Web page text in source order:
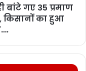
बांटे गए 35 प्रमाण
किसानों का हुआ